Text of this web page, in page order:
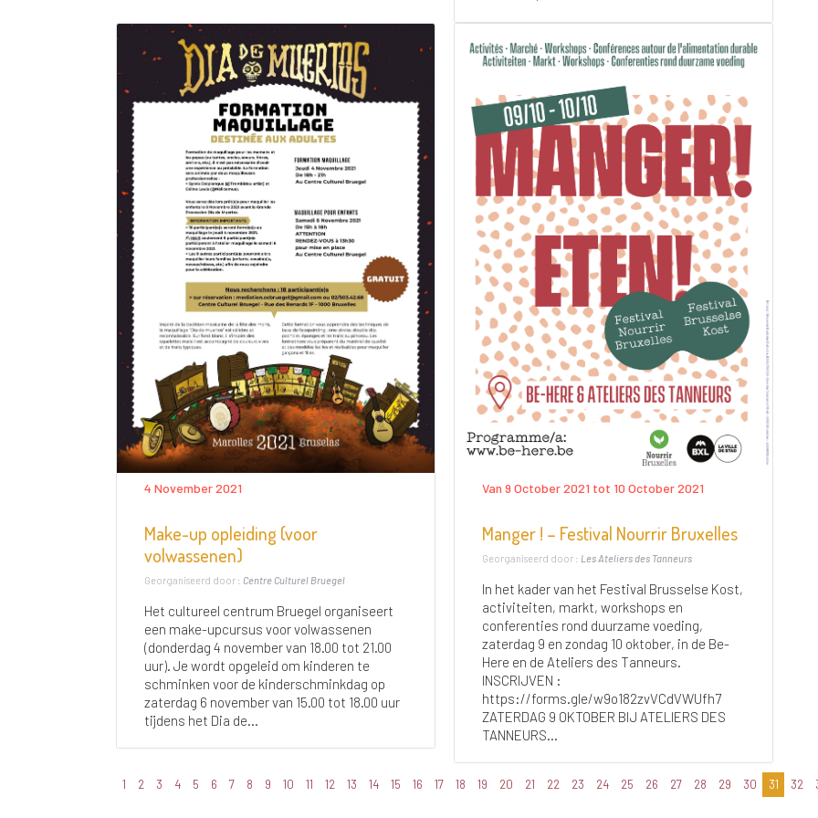
4 November 2021
Make-up opleiding (voor
volwassenen)
Georganiseerd door : Centre Culturel Bruegel
Het cultureel centrum Bruegel organiseert
een make-upcursus voor volwassenen
(donderdag 4 november van 18.00 tot 21.00
uur). Je wordt opgeleid om kinderen te
schminken voor de kinderschminkdag op
zaterdag 6 november van 15.00 tot 18.00 uur
tijdens het Dia de...
Van 9 October 2021 tot 10 October 2021
Manger ! – Festival Nourrir Bruxelles
Georganiseerd door : Les Ateliers des Tanneurs
In het kader van het Festival Brusselse Kost,
activiteiten, markt, workshops en
conferenties rond duurzame voeding,
zaterdag 9 en zondag 10 oktober, in de Be-
Here en de Ateliers des Tanneurs.
INSCRIJVEN :
https://forms.gle/w9o182zvVCdVWUfh7
ZATERDAG 9 OKTOBER BIJ ATELIERS DES
TANNEURS...
1 2 3 4 5 6 7 8 9 10 11 12 13 14 15 16 17 18 19 20 21 22 23 24 25 26 27 28 29 30 31 32